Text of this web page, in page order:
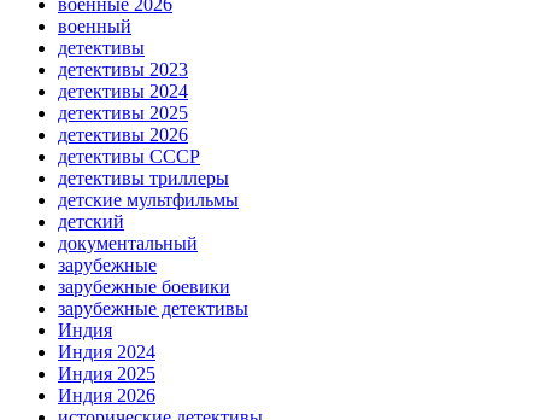
военные 2026
военный
детективы
детективы 2023
детективы 2024
детективы 2025
детективы 2026
детективы СССР
детективы триллеры
детские мультфильмы
детский
документальный
зарубежные
зарубежные боевики
зарубежные детективы
Индия
Индия 2024
Индия 2025
Индия 2026